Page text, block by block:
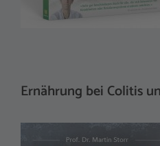
Ernährung bei Colitis